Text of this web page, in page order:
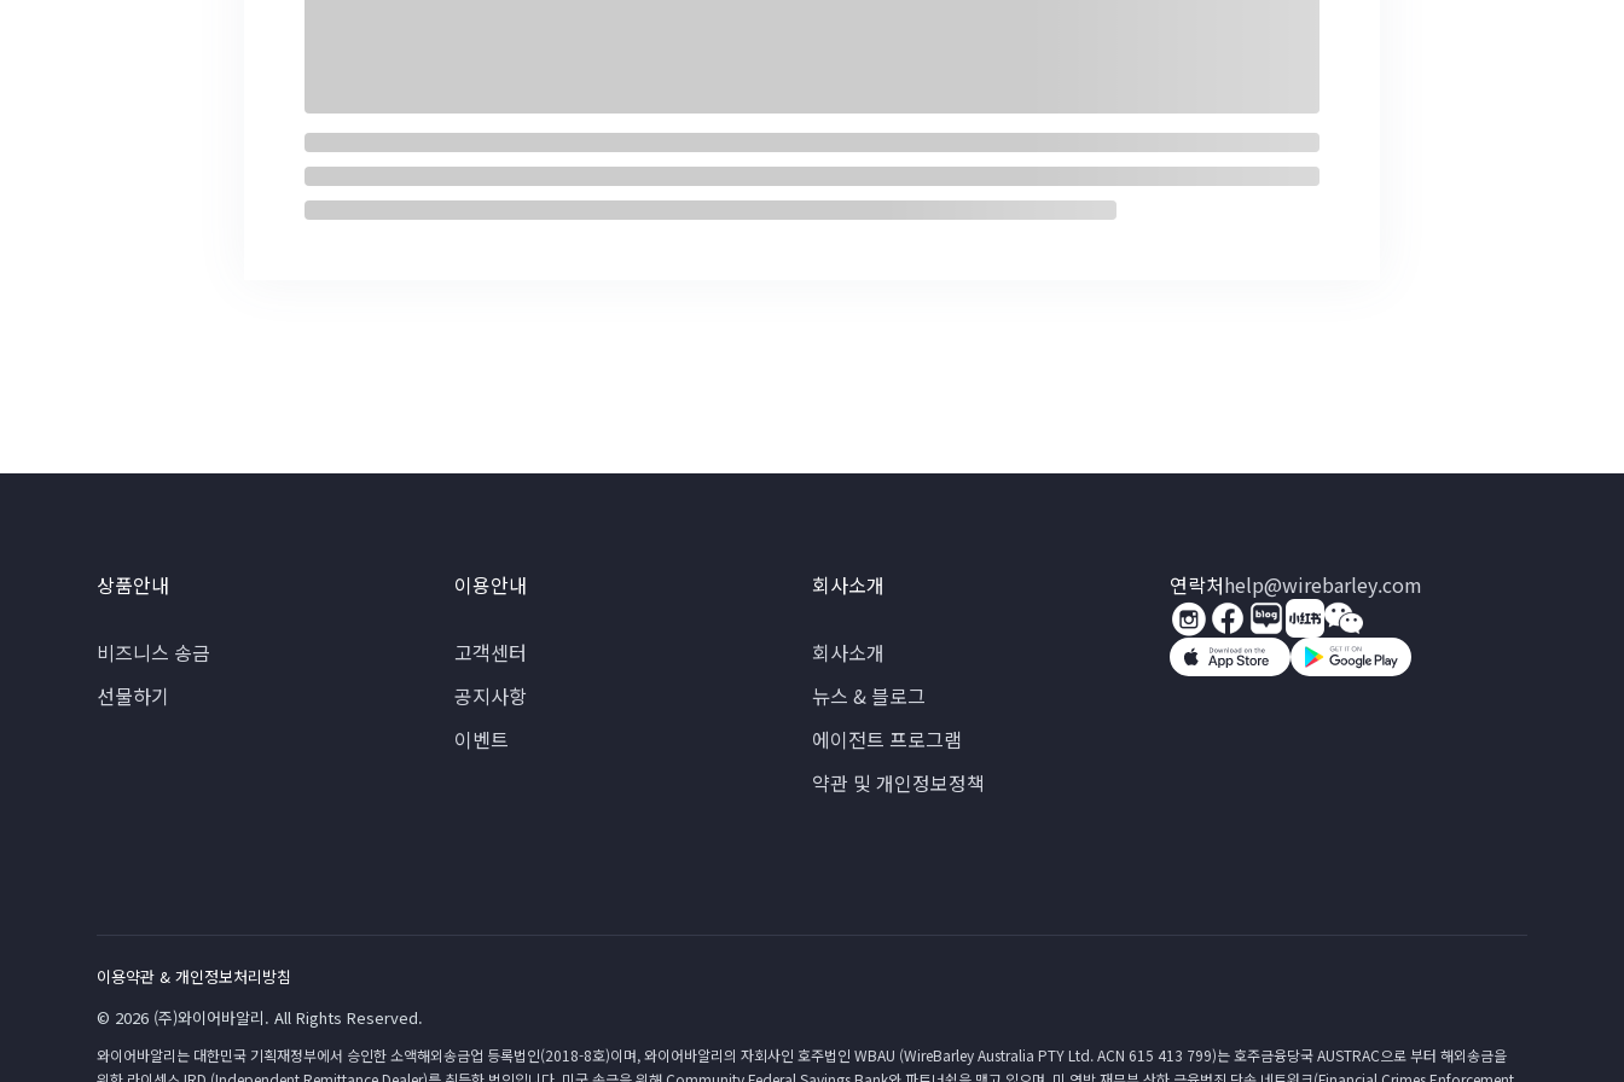
상품안내
비즈니스 송금
선물하기
이용안내
고객센터
공지사항
이벤트
회사소개
회사소개
뉴스 & 블로그
에이전트 프로그램
약관 및 개인정보정책
연락처help@wirebarley.com
이용약관 & 개인정보처리방침
© 2026 (주)와이어바알리. All Rights Reserved.
와이어바알리는 대한민국 기획재정부에서 승인한 소액해외송금업 등록법인(2018-8호)이며, 와이어바알리의 자회사인 호주법인 WBAU (WireBarley Australia PTY Ltd. ACN 615 413 799)는 호주금융당국 AUSTRAC으로 부터 해외송금을